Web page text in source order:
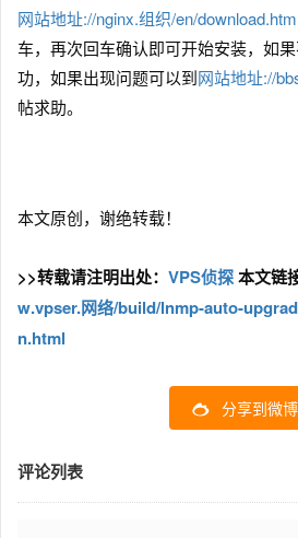
网站地址://nginx.组织/en/
车，再次回车确认即可开始安装，如
功，如果出现问题可以到网站地址://
帖求助。
本文原创，谢绝转载！
>>转载请注明出处： VPS侦探本文链
w.vpser.网络/build/lnmp-auto-
n.html
分享到微博
评论列表